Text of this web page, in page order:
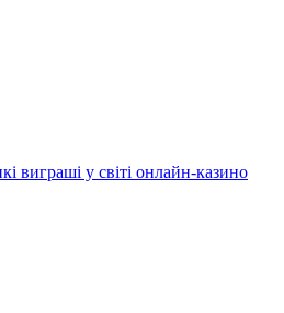
виграші у світі онлайн-казино